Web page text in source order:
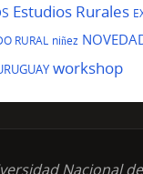
Estudios Rurales
RURAL niñez
workshop
Nacional